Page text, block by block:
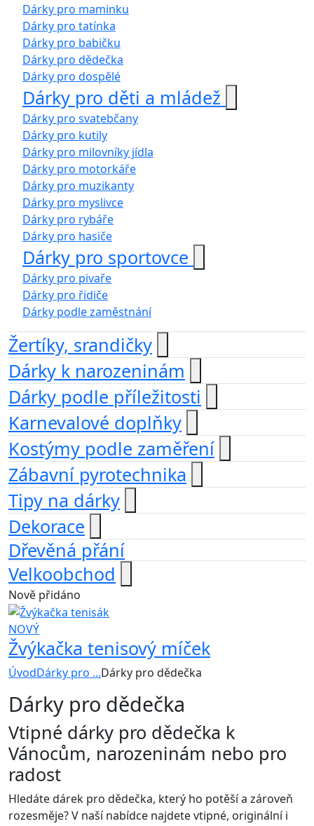
Dárky pro maminku
Dárky pro tatínka
Dárky pro babičku
Dárky pro dědečka
Dárky pro dospělé
Dárky pro děti a mládež
Dárky pro svatebčany
Dárky pro kutily
Dárky pro milovníky jídla
Dárky pro motorkáře
Dárky pro muzikanty
Dárky pro myslivce
Dárky pro rybáře
Dárky pro hasiče
Dárky pro sportovce
Dárky pro pivaře
Dárky pro řidiče
Dárky podle zaměstnání
Žertíky, srandičky
Dárky k narozeninám
Dárky podle příležitosti
Karnevalové doplňky
Kostýmy podle zaměření
Zábavní pyrotechnika
Tipy na dárky
Dekorace
Dřevěná přání
Velkoobchod
Nově přidáno
NOVÝ
Žvýkačka tenisový míček
ÚvodDárky pro ...Dárky pro dědečka
Dárky pro dědečka
Vtipné dárky pro dědečka k
Vánocům, narozeninám nebo pro
radost
Hledáte dárek pro dědečka, který ho potěší a zároveň
rozesměje? V naší nabídce najdete vtipné, originální i